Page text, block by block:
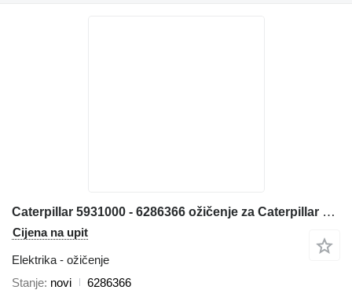
Caterpillar 5931000 - 6286366 ožičenje za Caterpillar 980 982 980XE 982XE prednjeg utovarivača
Cijena na upit
Elektrika - ožičenje
Stanje novi
6286366